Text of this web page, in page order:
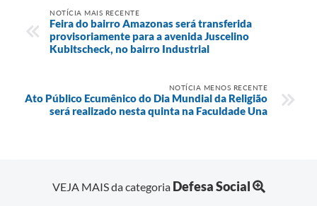
NOTÍCIA MAIS RECENTE
Feira do bairro Amazonas será transferida
provisoriamente para a avenida Juscelino
Kubitscheck, no bairro Industrial
NOTÍCIA MENOS RECENTE
Ato Público Ecumênico do Dia Mundial da Religião
será realizado nesta quinta na Faculdade Una
VEJA MAIS da categoria Defesa Social